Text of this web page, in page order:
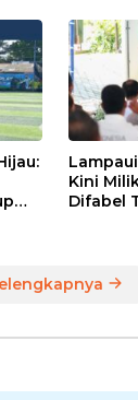
Kini
Difabel